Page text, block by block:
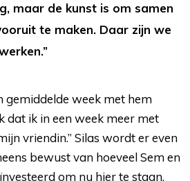
maar de kunst is om samen
te maken. Daar zijn we
gemiddelde week met hem
dat ik in een week meer met
vriendin.” Silas wordt er even
bewust van hoeveel Sem en
om nu hier te staan.